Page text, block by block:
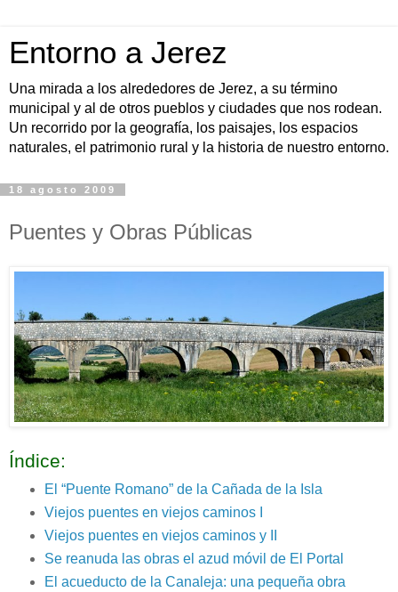
Entorno a Jerez
Una mirada a los alrededores de Jerez, a su término
municipal y al de otros pueblos y ciudades que nos rodean.
Un recorrido por la geografía, los paisajes, los espacios
naturales, el patrimonio rural y la historia de nuestro entorno.
18 agosto 2009
Puentes y Obras Públicas
Índice:
El “Puente Romano” de la Cañada de la Isla
Viejos puentes en viejos caminos I
Viejos puentes en viejos caminos y II
Se reanuda las obras el azud móvil de El Portal
El acueducto de la Canaleja: una pequeña obra